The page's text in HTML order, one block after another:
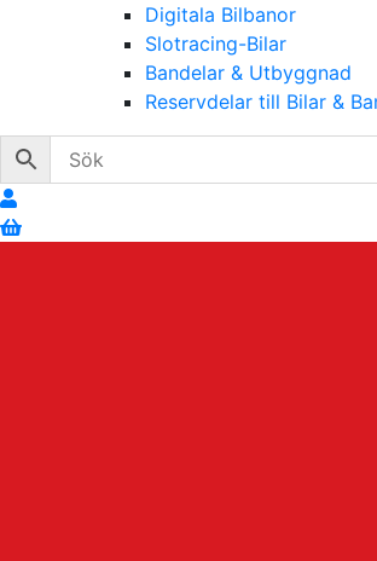
Digitala Bilbanor
Slotracing-Bilar
Bandelar & Utbyggnad
Reservdelar till Bilar &